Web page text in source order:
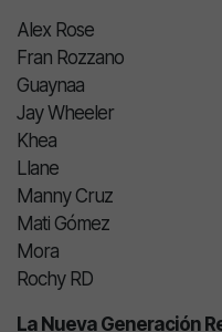
Alex Rose
Fran Rozzano
Guaynaa
Jay Wheeler
Khea
Llane
Manny Cruz
Mati Gómez
Mora
Rochy RD
La Nueva Generación